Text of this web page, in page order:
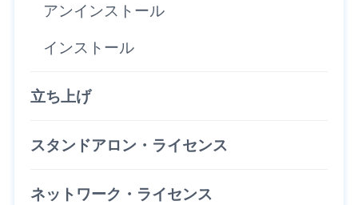
アンインストール
インストール
立ち上げ
スタンドアロン・ライセンス
ネットワーク・ライセンス